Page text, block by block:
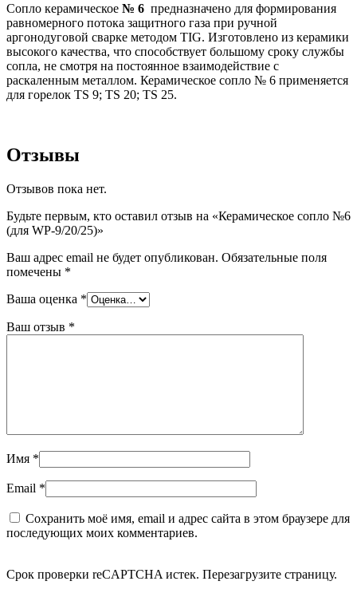
Сопло керамическое № 6 предназначено для формирования
равномерного потока защитного газа при ручной
аргонодуговой сварке методом TIG. Изготовлено из керамики
высокого качества, что способствует большому сроку службы
сопла, не смотря на постоянное взаимодействие с
раскаленным металлом. Керамическое сопло № 6 применяется
для горелок TS 9; TS 20; TS 25.
Отзывы
Отзывов пока нет.
Будьте первым, кто оставил отзыв на «Керамическое сопло №6
(для WP-9/20/25)»
Ваш адрес email не будет опубликован. Обязательные поля
помечены *
Ваша оценка *
Ваш отзыв *
Имя *
Email *
Сохранить моё имя, email и адрес сайта в этом браузере для
последующих моих комментариев.
Срок проверки reCAPTCHA истек. Перезагрузите страницу.